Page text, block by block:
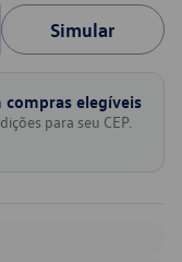
Simular
elegíveis
para seu CEP.